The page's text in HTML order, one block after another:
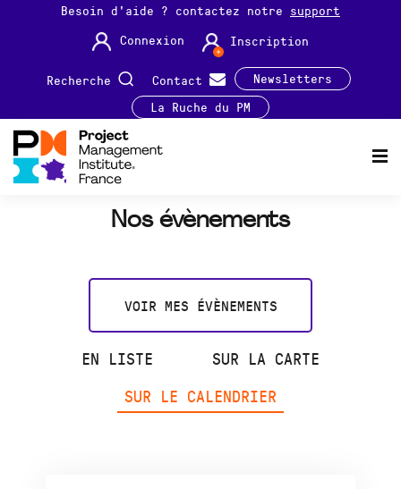
Besoin d'aide ? contactez notre support
Connexion
Inscription
Recherche Contact
Newsletters
La Ruche du PM
Nos évènements
VOIR MES ÉVÈNEMENTS
EN LISTE
SUR LA CARTE
SUR LE CALENDRIER